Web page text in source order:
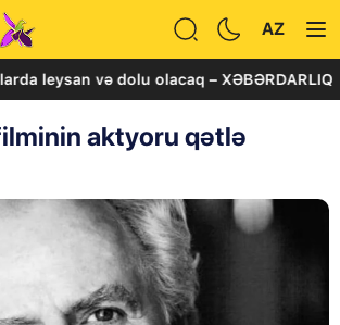
AZ
və dolu olacaq – XƏBƏRDARLIQ
aktyoru qətlə